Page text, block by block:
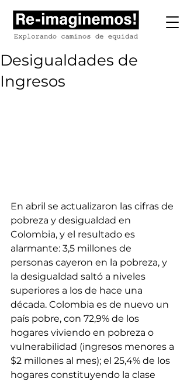
Desigualdades de
Ingresos
En abril se actualizaron las cifras de
pobreza y desigualdad en
Colombia, y el resultado es
alarmante: 3,5 millones de
personas cayeron en la pobreza, y
la desigualdad saltó a niveles
superiores a los de hace una
década. Colombia es de nuevo un
país pobre, con 72,9% de los
hogares viviendo en pobreza o
vulnerabilidad (ingresos menores a
$2 millones al mes); el 25,4% de los
hogares constituyendo la clase